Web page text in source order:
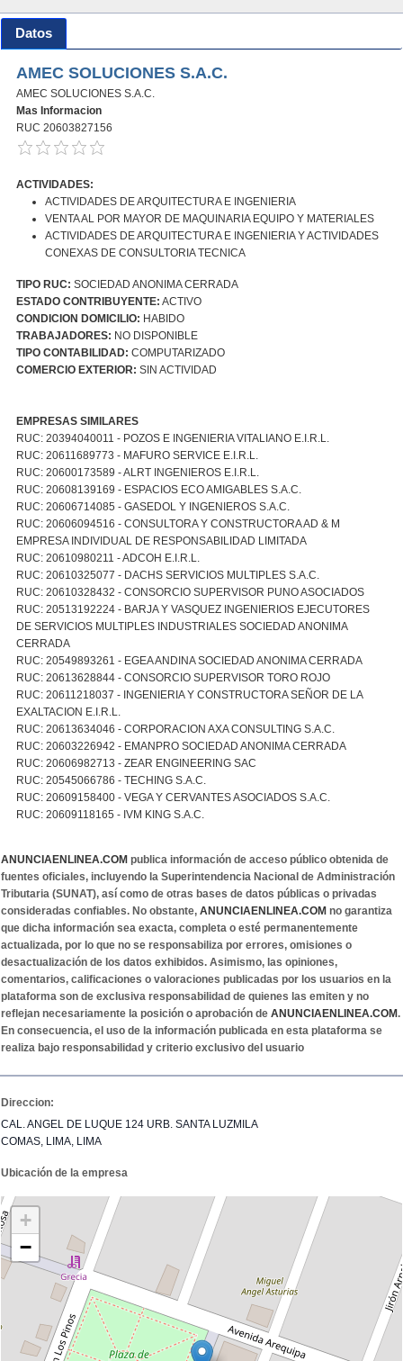
Datos
AMEC SOLUCIONES S.A.C.
AMEC SOLUCIONES S.A.C.
Mas Informacion
RUC 20603827156
ACTIVIDADES:
ACTIVIDADES DE ARQUITECTURA E INGENIERIA
VENTA AL POR MAYOR DE MAQUINARIA EQUIPO Y MATERIALES
ACTIVIDADES DE ARQUITECTURA E INGENIERIA Y ACTIVIDADES
CONEXAS DE CONSULTORIA TECNICA
TIPO RUC: SOCIEDAD ANONIMA CERRADA
ESTADO CONTRIBUYENTE: ACTIVO
CONDICION DOMICILIO: HABIDO
TRABAJADORES: NO DISPONIBLE
TIPO CONTABILIDAD: COMPUTARIZADO
COMERCIO EXTERIOR: SIN ACTIVIDAD
EMPRESAS SIMILARES
RUC: 20394040011 - POZOS E INGENIERIA VITALIANO E.I.R.L.
RUC: 20611689773 - MAFURO SERVICE E.I.R.L.
RUC: 20600173589 - ALRT INGENIEROS E.I.R.L.
RUC: 20608139169 - ESPACIOS ECO AMIGABLES S.A.C.
RUC: 20606714085 - GASEDOL Y INGENIEROS S.A.C.
RUC: 20606094516 - CONSULTORA Y CONSTRUCTORA AD & M
EMPRESA INDIVIDUAL DE RESPONSABILIDAD LIMITADA
RUC: 20610980211 - ADCOH E.I.R.L.
RUC: 20610325077 - DACHS SERVICIOS MULTIPLES S.A.C.
RUC: 20610328432 - CONSORCIO SUPERVISOR PUNO ASOCIADOS
RUC: 20513192224 - BARJA Y VASQUEZ INGENIERIOS EJECUTORES
DE SERVICIOS MULTIPLES INDUSTRIALES SOCIEDAD ANONIMA
CERRADA
RUC: 20549893261 - EGEA ANDINA SOCIEDAD ANONIMA CERRADA
RUC: 20613628844 - CONSORCIO SUPERVISOR TORO ROJO
RUC: 20611218037 - INGENIERIA Y CONSTRUCTORA SEÑOR DE LA
EXALTACION E.I.R.L.
RUC: 20613634046 - CORPORACION AXA CONSULTING S.A.C.
RUC: 20603226942 - EMANPRO SOCIEDAD ANONIMA CERRADA
RUC: 20606982713 - ZEAR ENGINEERING SAC
RUC: 20545066786 - TECHING S.A.C.
RUC: 20609158400 - VEGA Y CERVANTES ASOCIADOS S.A.C.
RUC: 20609118165 - IVM KING S.A.C.
ANUNCIAENLINEA.COM publica información de acceso público obtenida de
fuentes oficiales, incluyendo la Superintendencia Nacional de Administración
Tributaria (SUNAT), así como de otras bases de datos públicas o privadas
consideradas confiables. No obstante, ANUNCIAENLINEA.COM no garantiza
que dicha información sea exacta, completa o esté permanentemente
actualizada, por lo que no se responsabiliza por errores, omisiones o
desactualización de los datos exhibidos. Asimismo, las opiniones,
comentarios, calificaciones o valoraciones publicadas por los usuarios en la
plataforma son de exclusiva responsabilidad de quienes las emiten y no
reflejan necesariamente la posición o aprobación de ANUNCIAENLINEA.COM.
En consecuencia, el uso de la información publicada en esta plataforma se
realiza bajo responsabilidad y criterio exclusivo del usuario
Direccion:
CAL. ANGEL DE LUQUE 124 URB. SANTA LUZMILA
COMAS, LIMA, LIMA
Ubicación de la empresa
+
−